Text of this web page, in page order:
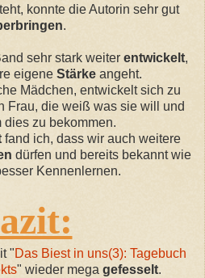
konnte die Autorin sehr gut
.
sehr stark weiter entwickelt,
eigene Stärke angeht.
Mädchen, entwickelt sich zu
Frau, die weiß was sie will und
dies zu bekommen.
fand ich, dass wir auch weitere
dürfen und bereits bekannt wie
Kennenlernen.
"Das Biest in uns(3): Tagebuch
" wieder mega gefesselt.